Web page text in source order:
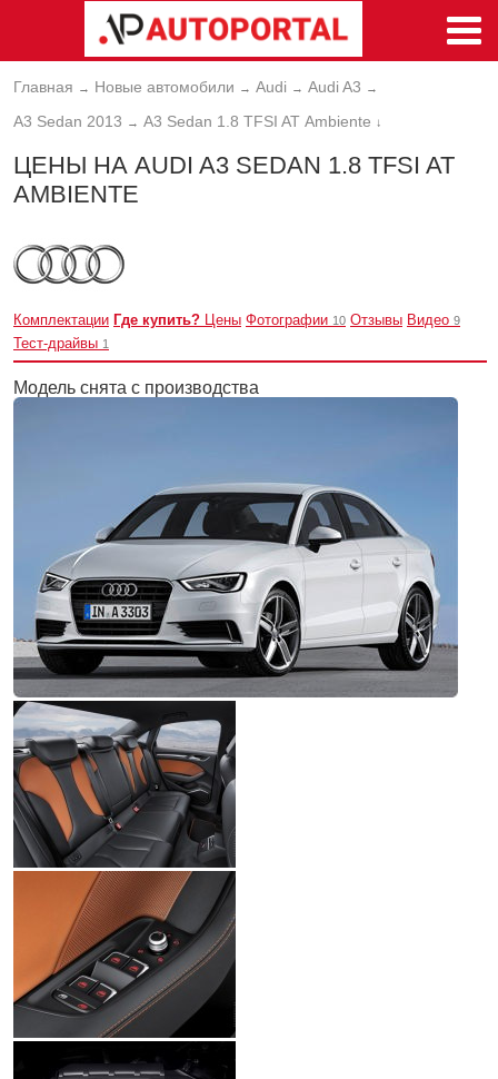
Главная → Новые автомобили → Audi → Audi A3 →
A3 Sedan 2013 → A3 Sedan 1.8 TFSI AT Аmbiente ↓
ЦЕНЫ НА AUDI A3 SEDAN 1.8 TFSI AT
АMBIENTE
Комплектации Где купить? Цены Фотографии 10 Отзывы Видео 9
Тест-драйвы 1
Модель снята с производства